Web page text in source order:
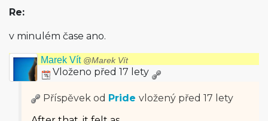
Re:
v minulém čase ano.
Marek Vít @Marek Vít
Vloženo před 17 lety
Příspěvek od Pride vložený před 17 lety